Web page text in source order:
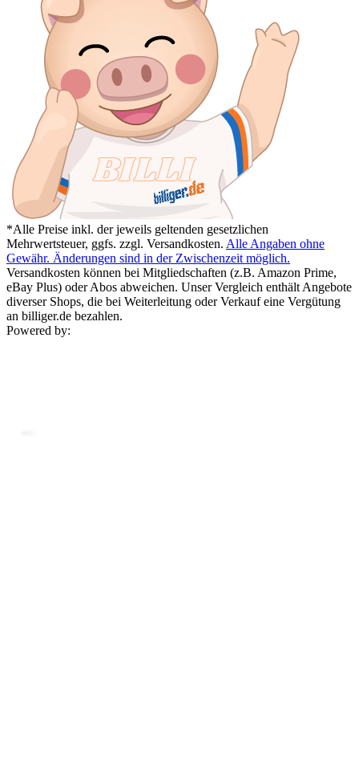
*Alle Preise inkl. der jeweils geltenden gesetzlichen
Mehrwertsteuer, ggfs. zzgl. Versandkosten. Alle Angaben ohne
Gewähr. Änderungen sind in der Zwischenzeit möglich.
Versandkosten können bei Mitgliedschaften (z.B. Amazon Prime,
eBay Plus) oder Abos abweichen. Unser Vergleich enthält Angebote
diverser Shops, die bei Weiterleitung oder Verkauf eine Vergütung
an billiger.de bezahlen.
Powered by: